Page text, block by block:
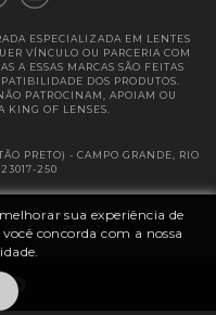
sua experiência de
concorda com a nossa
ESPECIALIZADA EM LENTES
VÍNCULO OU PARCERIA COM
A ESSAS MARCAS SÃO FEITAS
DOS PRODUTOS.
PATROCINAM, APOIAM OU
KING OF LENSES.
PRETO) - CAMPO GRANDE, RIO
250
E DISTRIBUIÇÃO DE
/ 0001-42